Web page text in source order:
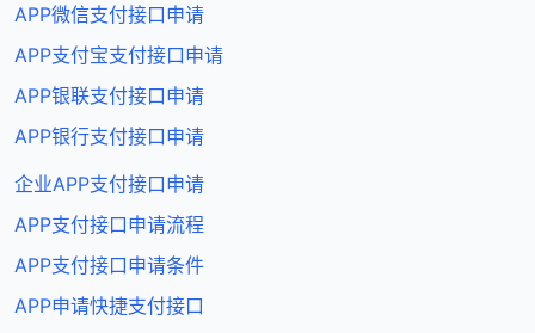
APP微信支付接口申请
APP支付宝支付接口申请
APP银联支付接口申请
APP银行支付接口申请
企业APP支付接口申请
APP支付接口申请流程
APP支付接口申请条件
APP申请快捷支付接口